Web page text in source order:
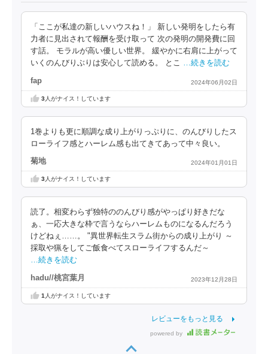
「ここが私達の新しいハウスね！」 新しい発明をしたら有
力者に見出されて報酬を受け取って 次の発明の開発費に回
す話。 モラルが高い優しい世界。 緩やかに右肩に上がって
いくのんびりぶりは安心して読める。 とこ …続きを読む
fap 2024年06月02日
3人がナイス！しています
1巻よりも更に順調な成り上がりっぷりに、のんびりしたス
ローライフ感とハーレム感も出てきてあって中々良い。
菊地 2024年01月01日
3人がナイス！しています
読了。相変わらず独特ののんびり感がやっぱり好きだな
ぁ、一応大きな枠で言うならハーレムものになるんだろう
けどねぇ……。 "異世界転生スラム街からの成り上がり ～
採取や猟をしてご飯食べてスローライフするんだ～
…続きを読む
hadu//桃宮葉月 2023年12月28日
1 人がナイス！しています
レビューをもっと見る
powered by